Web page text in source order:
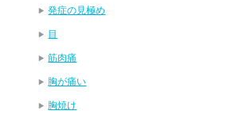
発症の見極め
目
筋肉痛
胸が痛い
胸焼け